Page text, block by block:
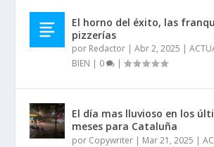
El horno del éxito, las
pizzerías
por Redactor |Abr 2, 2025 |
BIEN | 0 |
El día mas lluvioso en los
meses para Cataluña
por Copywriter | Mar 21, 2025 |